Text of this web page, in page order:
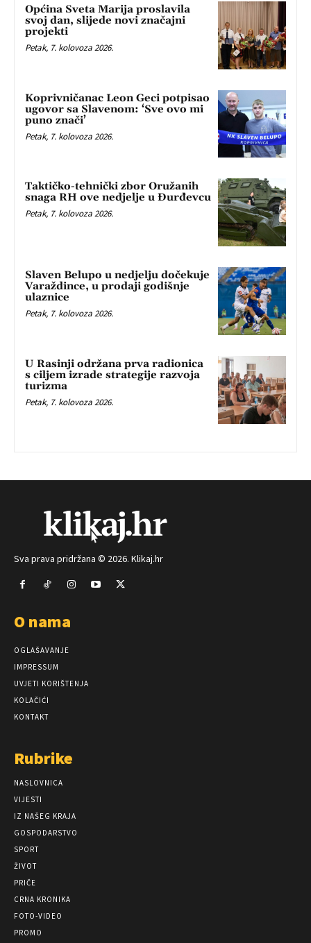
Općina Sveta Marija proslavila
svoj dan, slijede novi značajni
projekti
Petak, 7. kolovoza 2026.
Koprivničanac Leon Geci potpisao
ugovor sa Slavenom: ‘Sve ovo mi
puno znači’
Petak, 7. kolovoza 2026.
Taktičko-tehnički zbor Oružanih
snaga RH ove nedjelje u Đurđevcu
Petak, 7. kolovoza 2026.
Slaven Belupo u nedjelju dočekuje
Varaždince, u prodaji godišnje
ulaznice
Petak, 7. kolovoza 2026.
U Rasinji održana prva radionica
s ciljem izrade strategije razvoja
turizma
Petak, 7. kolovoza 2026.
Sva prava pridržana © 2026. Klikaj.hr
O nama
OGLAŠAVANJE
IMPRESSUM
UVJETI KORIŠTENJA
KOLAČIĆI
KONTAKT
Rubrike
NASLOVNICA
VIJESTI
IZ NAŠEG KRAJA
GOSPODARSTVO
SPORT
ŽIVOT
PRIČE
CRNA KRONIKA
FOTO-VIDEO
PROMO